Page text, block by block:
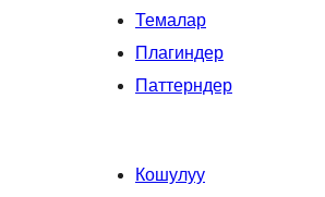
Темалар
Плагиндер
Паттерндер
Кошулуу